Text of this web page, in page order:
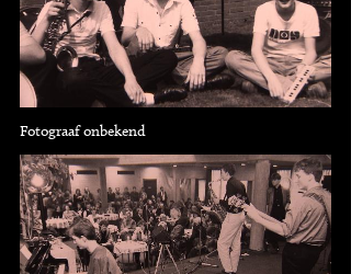
Fotograaf onbekend